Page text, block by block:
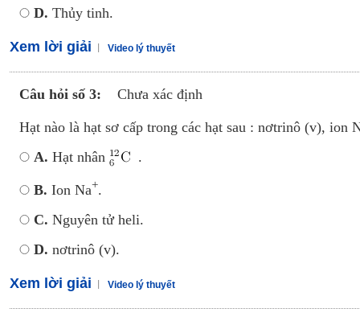
D. Thủy tinh.
Xem lời giải Video lý thuyết
Câu hỏi số 3: Chưa xác định
Hạt nào là hạt sơ cấp trong các hạt sau : nơtrinô (v), ion
A. Hạt nhân .
B. Ion Na+.
C. Nguyên tử heli.
D. nơtrinô (v).
Xem lời giải Video lý thuyết